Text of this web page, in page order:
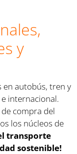
y
autobús, tren y
internacional.
compra del
los núcleos de
transporte
sostenible!